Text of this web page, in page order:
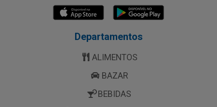
Departamentos
ALIMENTOS
BAZAR
BEBIDAS